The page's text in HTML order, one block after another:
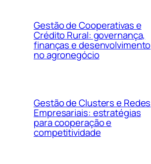
Gestão de Cooperativas e
Crédito Rural: governança,
finanças e desenvolvimento
no agronegócio
Gestão de Clusters e Redes
Empresariais: estratégias
para cooperação e
competitividade